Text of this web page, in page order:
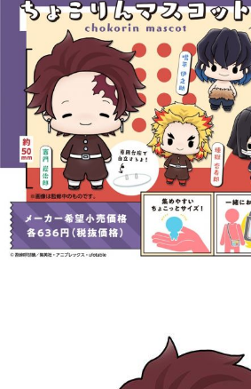
每筆NT$9,999
7-11取貨付款
每筆NT$65，滿NT$1,300(含以上)免運費
付款後7-11取貨
每筆NT$65，滿NT$1,300(含以上)免運費
宅配-木棉花樂園專用
每筆NT$100，滿NT$1,300(含以上)免運費
宅配-離島(澎湖/金門/馬祖)-木棉花樂園專用
每筆NT$220